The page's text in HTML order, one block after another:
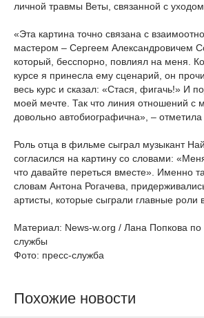
личной травмы Веты, связанной с уходом
«Эта картина точно связана с
мастером – Сергеем Александровичем
который, бесспорно, повлиял на меня.
курсе я принесла ему сценарий, он
весь курс и сказал: «Стася, фигачь!» И
моей мечте. Так что линия отношений с
довольно автобиографична», – отметила
Роль отца в фильме сыграл музыкант
согласился на картину со словами:
что давайте переться вместе». Именно
словам Антона Рогачева,
артисты, которые сыграли главные роли
Материал: News-w.org / Лана Попкова
службы
Фото: пресс-служба
Похожие новости